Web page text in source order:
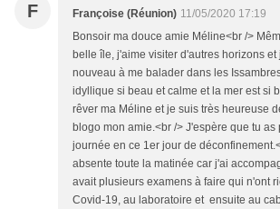
F Françoise (Réunion) 11/05/2020 17:19
Bonsoir ma douce amie Méline<br />
belle île, j'aime visiter d'autres horizons
nouveau à me balader dans les
idyllique si beau et calme et la mer est si
rêver ma Méline et je suis très heureuse
blogo mon amie.<br /> J'espère que tu as
journée en ce 1er jour de
absente toute la matinée car j'ai
avait plusieurs examens à faire qui n'ont
Covid-19, au laboratoire et ensuite au